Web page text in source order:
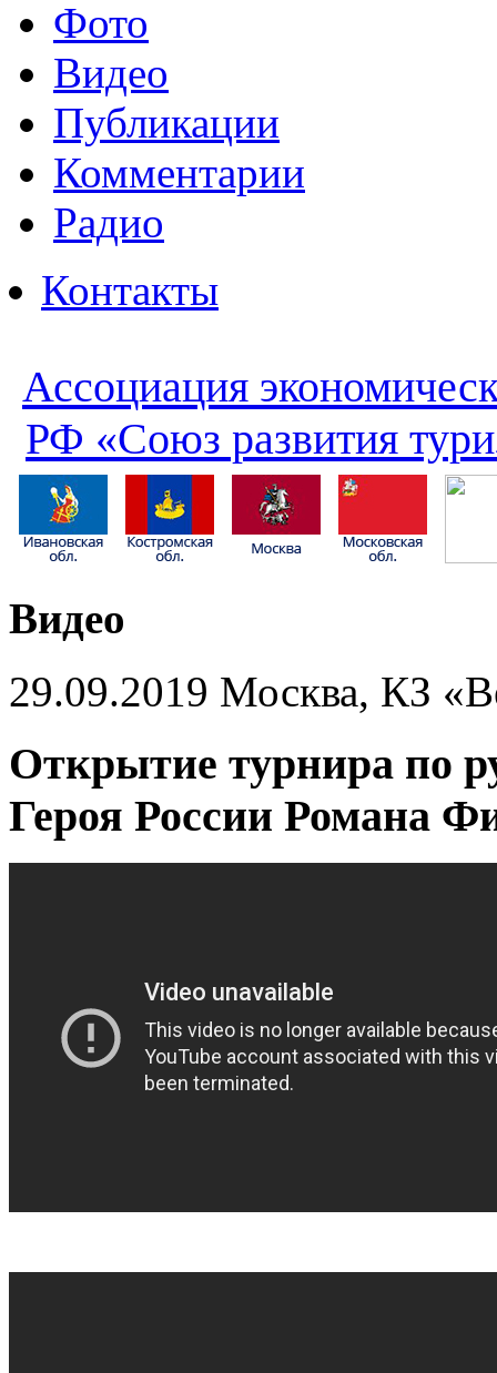
Фото
Видео
Публикации
Комментарии
Радио
Контакты
Ассоциация
РФ «Союз развития
Видео
29.09.2019 Москва, КЗ
Открытие турнира по
Героя России Романа